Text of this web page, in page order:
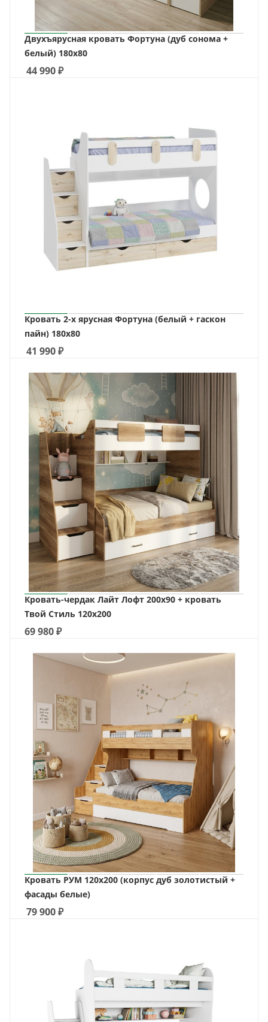
Двухъярусная кровать Фортуна (дуб сонома +
белый) 180х80
44 990₽
Кровать 2-х ярусная Фортуна (белый + гаскон
пайн) 180х80
41 990₽
Кровать-чердак Лайт Лофт 200х90 + кровать
Твой Стиль 120х200
69 980₽
Кровать РУМ 120х200 (корпус дуб золотистый +
фасады белые)
79 900₽